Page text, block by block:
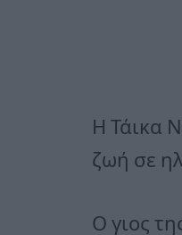
Η Τάικα
ζωή σε
Ο γιος